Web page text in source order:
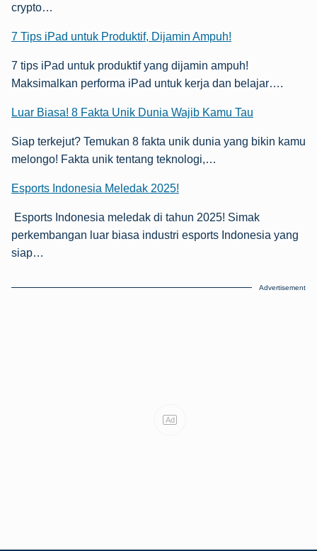
crypto…
7 Tips iPad untuk Produktif, Dijamin Ampuh!
7 tips iPad untuk produktif yang dijamin ampuh!
Maksimalkan performa iPad untuk kerja dan belajar….
Luar Biasa! 8 Fakta Unik Dunia Wajib Kamu Tau
Siap terkejut? Temukan 8 fakta unik dunia yang bikin kamu
melongo! Fakta unik tentang teknologi,…
Esports Indonesia Meledak 2025!
Esports Indonesia meledak di tahun 2025! Simak
perkembangan luar biasa industri esports Indonesia yang
siap…
Advertisement
Ad